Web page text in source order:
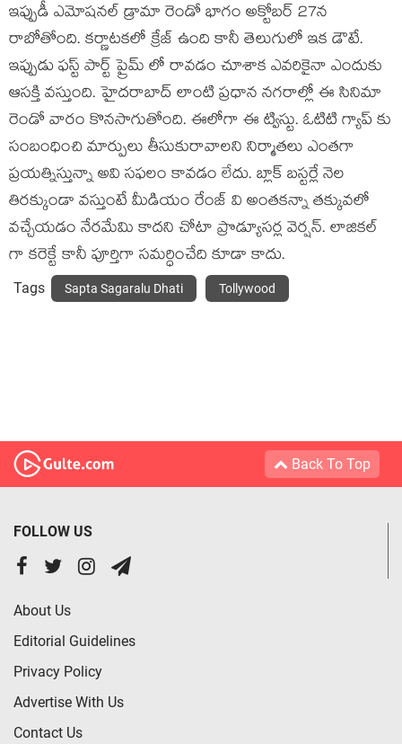
ఇప్పుడీ ఎమోషనల్ డ్రామా రెండో భాగం అక్టోబర్ 27న
రాబోతోంది. కర్ణాటకలో క్రేజ్ ఉంది కానీ తెలుగులో ఇక డౌటే.
ఇప్పుడు ఫస్ట్ పార్ట్ ప్రైమ్ లో రావడం చూశాక ఎవరికైనా ఎందుకు
ఆసక్తి వస్తుంది. హైదరాబాద్ లాంటి ప్రధాన నగరాల్లో ఈ సినిమా
రెండో వారం కొనసాగుతోంది. ఈలోగా ఈ ట్విస్టు. ఓటిటి గ్యాప్ కు
సంబంధించి మార్పులు తీసుకురావాలని నిర్మాతలు ఎంతగా
ప్రయత్నిస్తున్నా అవి సఫలం కావడం లేదు. బ్లాక్ బస్టర్లే నెల
తిరక్కుండా వస్తుంటే మీడియం రేంజ్ వి అంతకన్నా తక్కువలో
వచ్చేయడం నేరమేమి కాదని చోటా ప్రొడ్యూసర్ల వెర్షన్. లాజికల్
గా కరెక్టే కానీ పూర్తిగా సమర్ధించేది కూడా కాదు.
Tags Sapta Sagaralu Dhati Tollywood
Back To Top
FOLLOW US
About Us
Editorial Guidelines
Privacy Policy
Advertise With Us
Contact Us